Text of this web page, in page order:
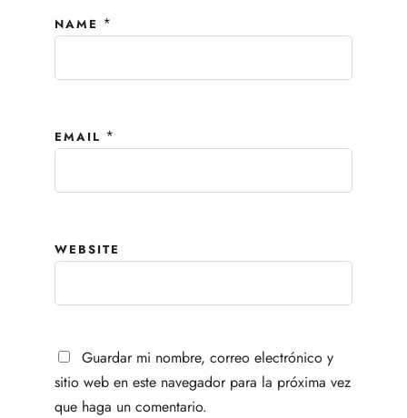
NAME *
EMAIL *
WEBSITE
Guardar mi nombre, correo electrónico y
sitio web en este navegador para la próxima vez
que haga un comentario.